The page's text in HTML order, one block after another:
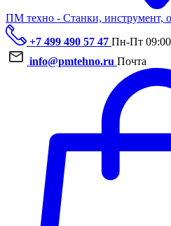
ПМ техно - Станки, инструмент,
+7 499 490 57 47 Пн-Пт
info@pmtehno.ru Почта